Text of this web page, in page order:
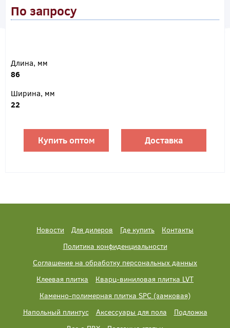
По запросу
Длина, мм
86
Ширина, мм
22
Купить оптом Доставка
Новости Для дилеров Где купить
Контакты
Политика конфиденциальности
Соглашение на обработку персональных данных
Клеевая плитка
Кварц-виниловая плитка LVT
Каменно-полимерная плитка SPC (замковая)
Напольный плинтус
Аксессуары для пола
Подложка